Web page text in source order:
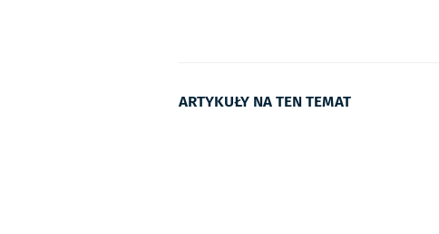
ARTYKUŁY NA TEN TEMAT